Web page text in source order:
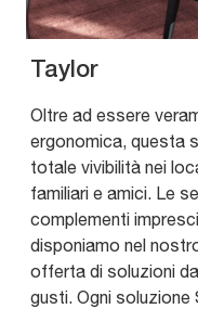
Taylor
Oltre ad essere
ergonomica, questa
totale vivibilità nei
familiari e amici. Le
complementi
disponiamo nel
offerta di soluzioni
gusti. Ogni